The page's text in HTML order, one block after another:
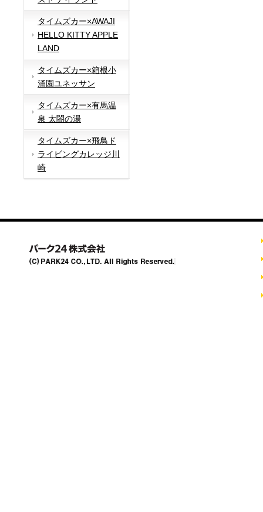
タイムズカー×AWAJI
HELLO KITTY APPLE
LAND
タイムズカー×箱根小
涌園ユネッサン
タイムズカー×有馬温
泉 太閤の湯
タイムズカー×飛鳥ド
ライビングカレッジ川
崎